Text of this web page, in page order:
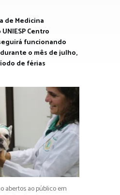
de Medicina
Centro
funcionando
o mês de julho,
de férias
abertos ao público em